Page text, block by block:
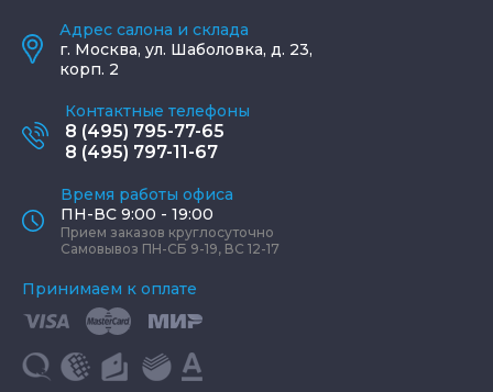
Адрес салона и склада
г. Москва, ул. Шаболовка, д. 23,
корп. 2
Контактные телефоны
8 (495) 795-77-65
8 (495) 797-11-67
Время работы офиса
ПН-ВС 9:00 - 19:00
Прием заказов круглосуточно
Самовывоз ПН-СБ 9-19, ВС 12-17
Принимаем к оплате